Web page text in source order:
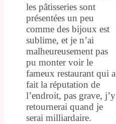
les pâtisseries sont
présentées un peu
comme des bijoux est
sublime, et je n’ai
malheureusement pas
pu monter voir le
fameux restaurant qui a
fait la réputation de
l’endroit, pas grave, j’y
retournerai quand je
serai milliardaire.